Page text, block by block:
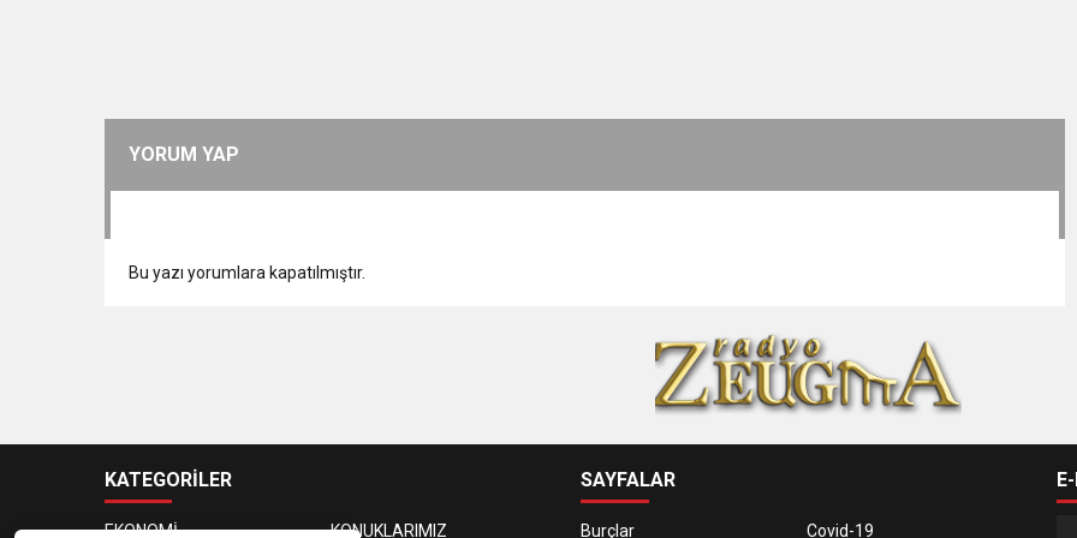
YORUM YAP
Bu yazı yorumlara kapatılmıştır.
KATEGORİLER
EKONOMİ KONUKLARIMIZ
SAYFALAR
Burçlar Covid-19